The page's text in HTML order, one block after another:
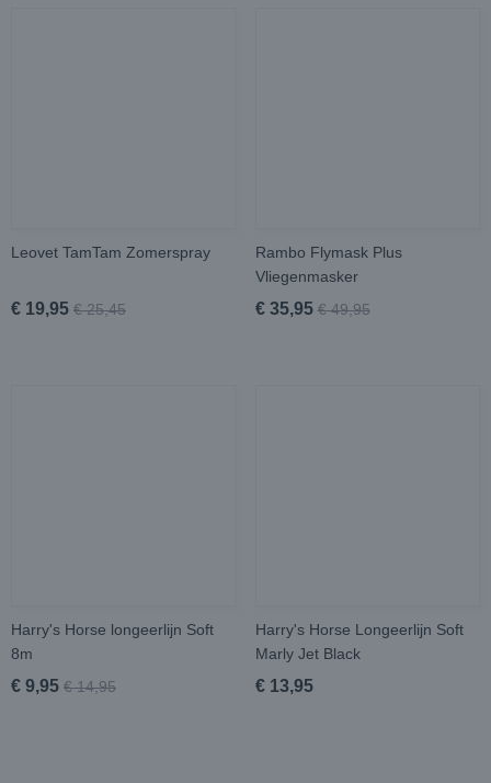
Leovet TamTam Zomerspray
€ 19,95 € 25,45
Rambo Flymask Plus
Vliegenmasker
€ 35,95 € 49,95
Harry's Horse longeerlijn Soft
8m
€ 9,95 € 14,95
Harry's Horse Longeerlijn Soft
Marly Jet Black
€ 13,95